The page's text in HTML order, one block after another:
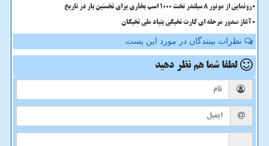
رونمایی از موتور ۸ سیلندر تخت ۱۰۰۰ اسب بخاری برای نخستین بار در تاریخ
آغاز صدور مرحله ای کارت نخبگی بنیاد ملی نخبگان
نظرات بینندگان در مورد این پست
لطفا شما هم نظر دهید